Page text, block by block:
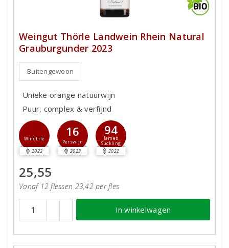
Weingut Thörle Landwein Rhein Natural
Grauburgunder 2023
Buitengewoon
Unieke orange natuurwijn
Puur, complex & verfijnd
WineLife
2023
16
Perswijn
2023
94
James
Suckling
2022
25,55
Vanaf 12 flessen 23,42 per fles
In winkelwagen